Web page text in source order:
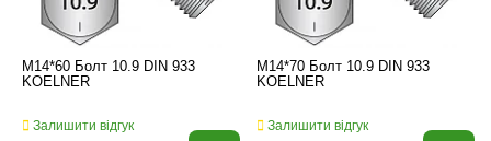
M14*60 Болт 10.9 DIN 933
KOELNER
Залишити відгук
M14*70 Болт 10.9 DIN 933
KOELNER
Залишити відгук